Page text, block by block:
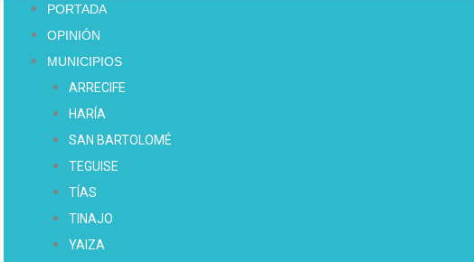
PORTADA
OPINIÓN
MUNICIPIOS
ARRECIFE
HARÍA
SAN BARTOLOMÉ
TEGUISE
TÍAS
TINAJO
YAIZA